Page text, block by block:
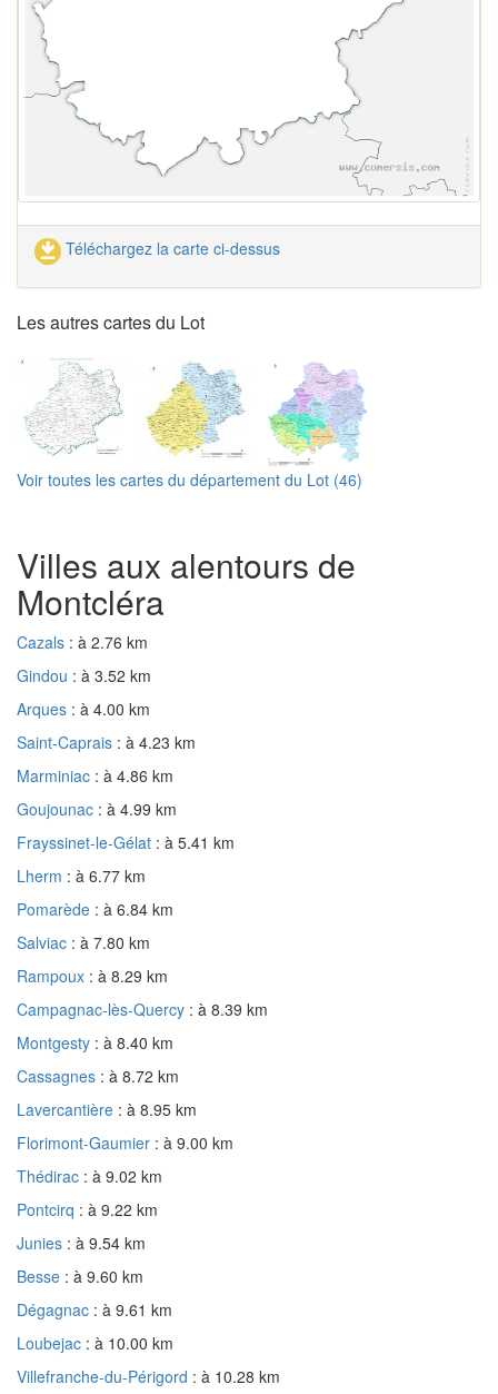
Téléchargez la carte ci-dessus
Les autres cartes du Lot
Voir toutes les cartes du département du Lot (46)
Villes aux alentours de
Montcléra
Cazals : à 2.76 km
Gindou : à 3.52 km
Arques : à 4.00 km
Saint-Caprais : à 4.23 km
Marminiac : à 4.86 km
Goujounac : à 4.99 km
Frayssinet-le-Gélat : à 5.41 km
Lherm : à 6.77 km
Pomarède : à 6.84 km
Salviac : à 7.80 km
Rampoux : à 8.29 km
Campagnac-lès-Quercy : à 8.39 km
Montgesty : à 8.40 km
Cassagnes : à 8.72 km
Lavercantière : à 8.95 km
Florimont-Gaumier : à 9.00 km
Thédirac : à 9.02 km
Pontcirq : à 9.22 km
Junies : à 9.54 km
Besse : à 9.60 km
Dégagnac : à 9.61 km
Loubejac : à 10.00 km
Villefranche-du-Périgord : à 10.28 km